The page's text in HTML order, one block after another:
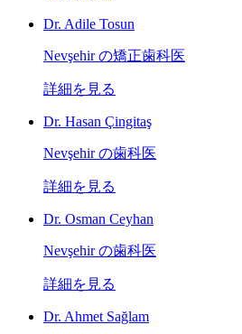
Dr. Adile Tosun
Nevşehir の矯正歯科医
詳細を見る
Dr. Hasan Çingitaş
Nevşehir の歯科医
詳細を見る
Dr. Osman Ceyhan
Nevşehir の歯科医
詳細を見る
Dr. Ahmet Sağlam